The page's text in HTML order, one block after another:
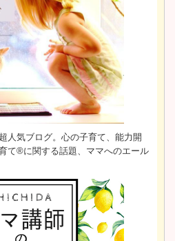
人気ブログ。心の子育て、能力開
て®に関する話題、ママへのエール